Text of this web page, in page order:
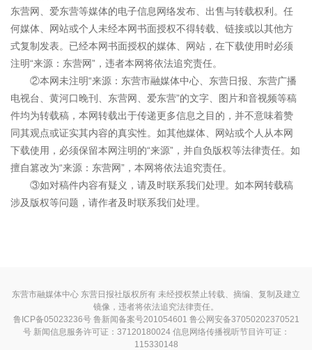
东营网、爱东营等媒体的电子信息网络发布、出售与转载权利。任
何媒体、网站或个人未经本网书面授权不得转载、链接或以其他方
式复制发表。已经本网书面授权的媒体、网站，在下载使用时必须
注明“来源：东营网”，违者本网将依法追究责任。
②本网未注明“来源：东营市融媒体中心、东营日报、东营广播
电视台、黄河口晚刊、东营网、爱东营”的文字、图片和音视频等稿
件均为转载稿，本网转载出于传递更多信息之目的，并不意味着赞
同其观点或证实其内容的真实性。如其他媒体、网站或个人从本网
下载使用，必须保留本网注明的“来源”，并自负版权等法律责任。如
擅自篡改为“来源：东营网”，本网将依法追究责任。
③如对稿件内容有疑义，请及时联系我们处理。如本网转载稿
涉及版权等问题，请作者及时联系我们处理。
东营市融媒体中心 东营日报社版权所有 未经授权禁止转载、摘编、复制及建立
镜像，违者将依法追究法律责任。
鲁ICP备05023236号鲁新闻备案号201054601 鲁公网安备37050202370521
号 新闻信息服务许可证：37120180024信息网络传播视听节目许可证：
115330148